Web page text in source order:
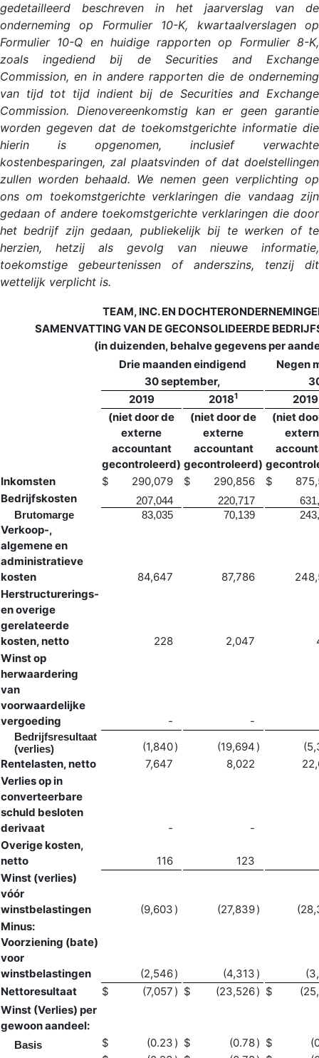
gedetailleerd beschreven in het jaarverslag van de
onderneming op Formulier 10-K, kwartaalverslagen op
Formulier 10-Q en huidige rapporten op Formulier 8-K,
zoals ingediend bij de Securities and Exchange
Commission, en in andere rapporten die de onderneming
van tijd tot tijd indient bij de Securities and Exchange
Commission. Dienovereenkomstig kan er geen garantie
worden gegeven dat de toekomstgerichte informatie die
hierin is opgenomen, inclusief verwachte
kostenbesparingen, zal plaatsvinden of dat doelstellingen
zullen worden behaald. We nemen geen verplichting op
ons om toekomstgerichte verklaringen die vandaag zijn
gedaan of andere toekomstgerichte verklaringen die door
het bedrijf zijn gedaan, publiekelijk bij te werken of te
herzien, hetzij als gevolg van nieuwe informatie,
toekomstige gebeurtenissen of anderszins, tenzij dit
wettelijk verplicht is.
TEAM, INC. EN
SAMENVATTING VAN DE GECONSOLIDEERDE
(in duizenden, behalve gegevens per
Drie maanden eindigend
Negen
30 september,
2019
20181
2019
(niet door de
externe
accountant
gecontroleerd)
(niet door de
externe
accountant
gecontroleerd)
(niet
Inkomsten
$ 290,079 $ 290,856 $
Bedrijfskosten
207,044 220,717
Brutomarge
83,035 70,139
Verkoop-,
algemene en
administratieve
kosten
84,647 87,786
Herstructurerings-
en overige
gerelateerde
kosten, netto
228 2,047
Winst op
herwaardering
van
voorwaardelijke
vergoeding
- -
Bedrijfsresultaat
(verlies)
(1,840) (19,694 )
Rentelasten, netto
7,647 8,022
Verlies op in
converteerbare
schuld besloten
derivaat
-
-
Overige kosten,
netto
116 123
Winst (verlies)
vóór
winstbelastingen
(9,603 ) (27,839)
Minus:
Voorziening (bate)
voor
winstbelastingen
(2,546) (4,313 )
Nettoresultaat
$ (7,057 ) $ (23,526) $
Winst (Verlies) per
gewoon aandeel:
Basis $ (0.23 ) $ (0.78) $